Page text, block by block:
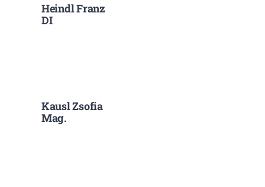
Heindl Franz
DI
Kausl Zsofia
Mag.